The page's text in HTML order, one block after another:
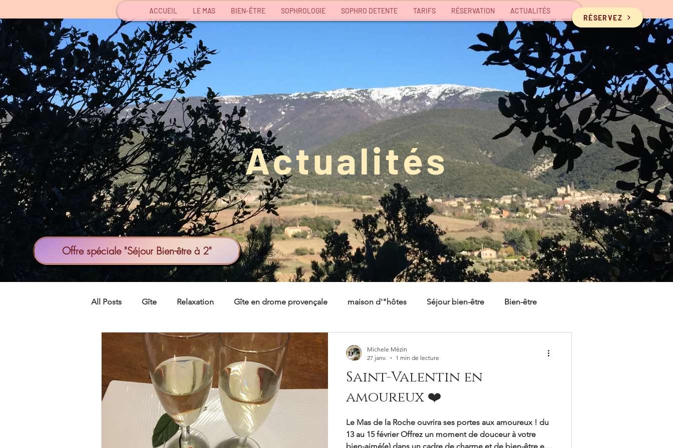
ACCUEIL LE MAS BIEN-ÊTRE SOPHROLOGIE SOPHRO DETENTE TARIFS RÉSERVATION ACTUALITÉS
RÉSERVEZ
Actualités
Offre spéciale "Séjour Bien-être à 2"
All Posts Gîte Relaxation Gîte en drome provençale maison d'"hôtes Séjour bien-être Bien-être
Saint-valentin maison d'hôtes
Saint-Valentin en
amoureux ❤️
Le Mas de la Roche ouvrira ses portes aux amoureux ! du
13 au 15 février Offrez un moment de douceur à votre
Michele Mézin
27 janv.
1 min de lecture